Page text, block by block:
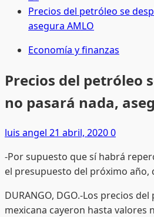
Precios del petróleo se
asegura AMLO
Economía y finanzas
Precios del petróleo
no pasará nada,
luis angel 21 abril, 20200
-Por supuesto que sí habrá
el presupuesto del próximo año,
DURANGO, DGO.-Los precios
mexicana cayeron hasta valores